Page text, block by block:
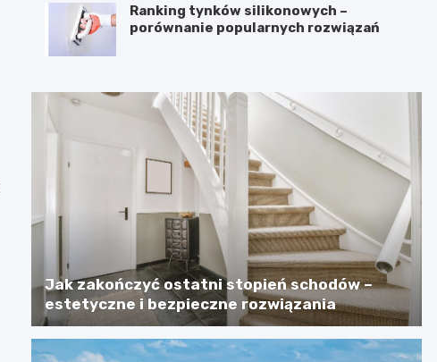
Ranking tynków silikonowych –
porównanie popularnych rozwiązań
Jak zakończyć ostatni stopień schodów –
estetyczne i bezpieczne rozwiązania